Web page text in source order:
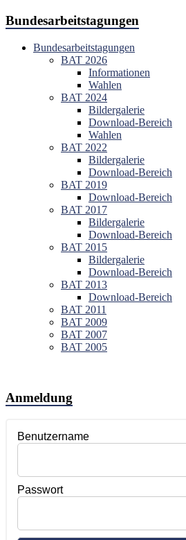
Bundesarbeitstagungen
Bundesarbeitstagungen
BAT 2026
Informationen
Wahlen
BAT 2024
Bildergalerie
Download-Bereich
Wahlen
BAT 2022
Bildergalerie
Download-Bereich
BAT 2019
Download-Bereich
BAT 2017
Bildergalerie
Download-Bereich
BAT 2015
Bildergalerie
Download-Bereich
BAT 2013
Download-Bereich
BAT 2011
BAT 2009
BAT 2007
BAT 2005
Anmeldung
Benutzername
Passwort